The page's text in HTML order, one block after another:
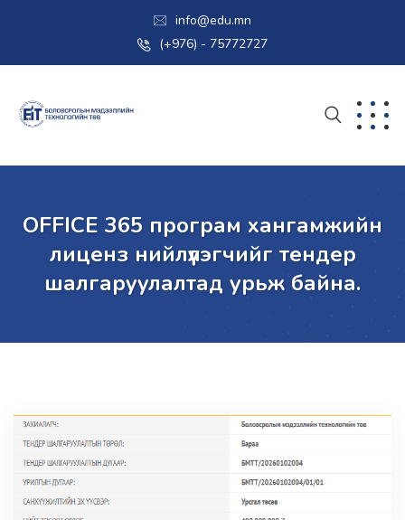
info@edu.mn
(+976) - 75772727
OFFICE 365 програм хангамжийн
лиценз нийлүүлэгчийг тендер
шалгаруулалтад урьж байна.